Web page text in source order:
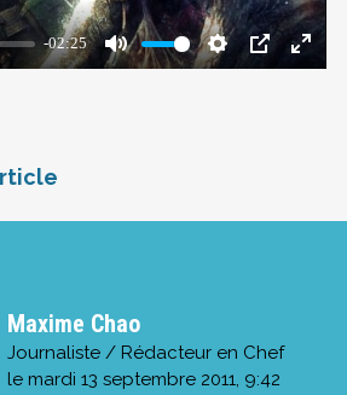
Maxime Chao
Journaliste / Rédacteur en Chef
le mardi 13 septembre 2011, 9:42